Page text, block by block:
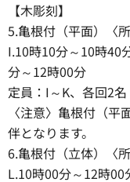
【木彫刻】
5.亀根付（平面）〈
I.10時10分～10時40
分～12時00分
定員：I～K、各回2名
〈注意〉亀根付（
伴となります。
6.亀根付（立体）〈
L.10時00分～12時00